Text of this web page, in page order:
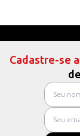
Cadastre-se